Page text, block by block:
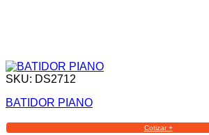
SKU: DS2712
BATIDOR PIANO
Cotizar +